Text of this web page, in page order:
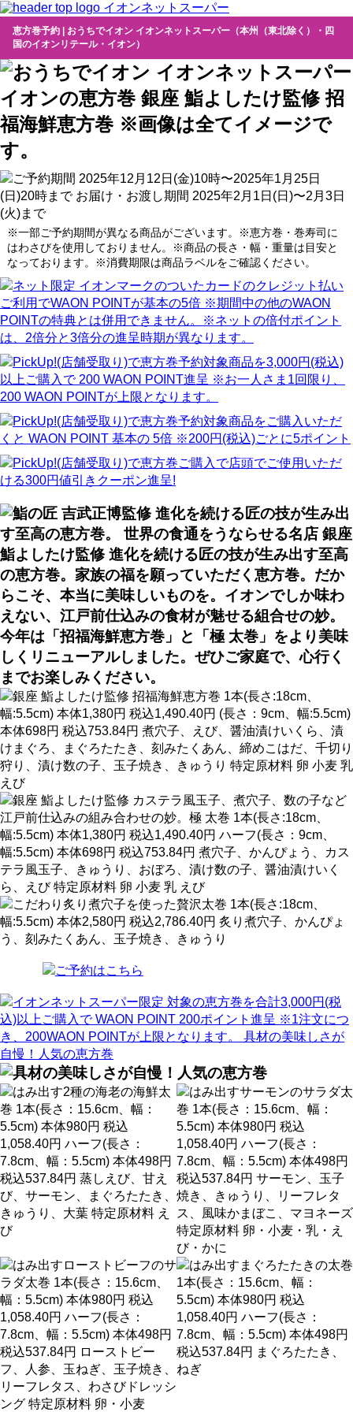
イオンネットスーパー
恵方巻予約 | おうちでイオン イオンネットスーパー（本州（東北除く）・四
国のイオンリテール・イオン）
※一部ご予約期間が異なる商品がございます。※恵方巻・巻寿司に
はわさびを使用しておりません。
※商品の長さ・幅・重量は目安と
なっております。※消費期限は商品ラベルをご確認ください。